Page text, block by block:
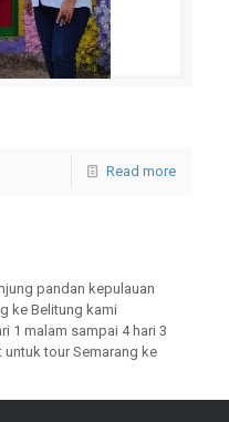
Read more
pandan kepulauan
ke Belitung kami
1 malam sampai 4 hari 3
tour Semarang ke